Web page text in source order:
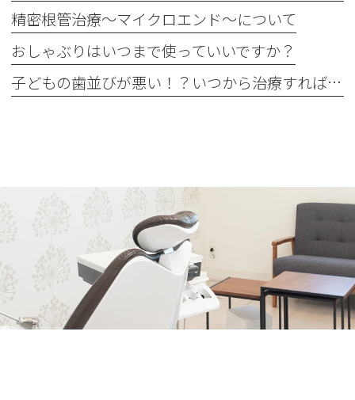
精密根管治療〜マイクロエンド〜について
おしゃぶりはいつまで使っていいですか？
子どもの歯並びが悪い！？いつから治療すればいいの？